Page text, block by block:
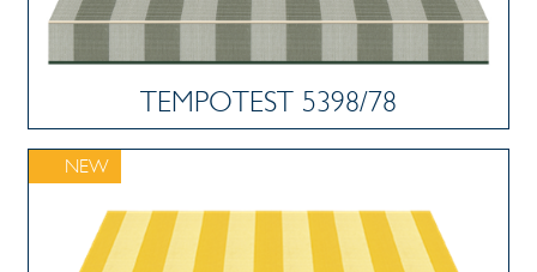
TEMPOTEST 5398/78
NEW